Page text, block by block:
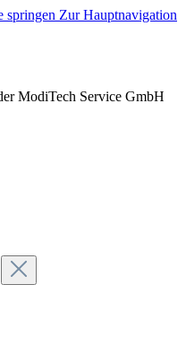
springen Zur Hauptnavigation
ModiTech Service GmbH